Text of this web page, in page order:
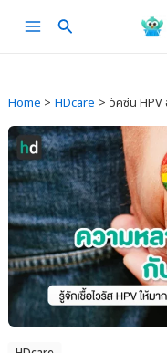
Main
Home HDcare วัคซีน HPV